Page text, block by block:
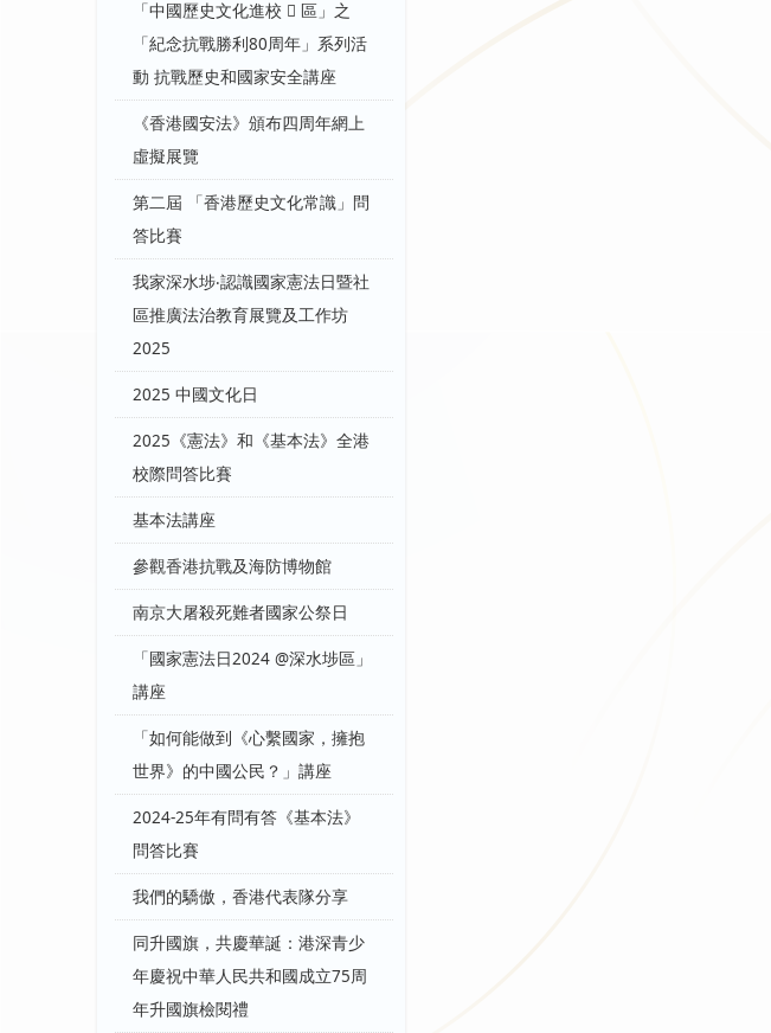
「中國歷史文化進校  區」之
「紀念抗戰勝利80周年」系列活
動 抗戰歷史和國家安全講座
《香港國安法》頒布四周年網上
虛擬展覽
第二屆 「香港歷史文化常識」問
答比賽
我家深水埗‧認識國家憲法日暨社
區推廣法治教育展覽及工作坊
2025
2025 中國文化日
2025《憲法》和《基本法》全港
校際問答比賽
基本法講座
參觀香港抗戰及海防博物館
南京大屠殺死難者國家公祭日
「國家憲法日2024 @深水埗區」
講座
「如何能做到《心繫國家，擁抱
世界》的中國公民？」講座
2024-25年有問有答《基本法》
問答比賽
我們的驕傲，香港代表隊分享
同升國旗，共慶華誕：港深青少
年慶祝中華人民共和國成立75周
年升國旗檢閱禮